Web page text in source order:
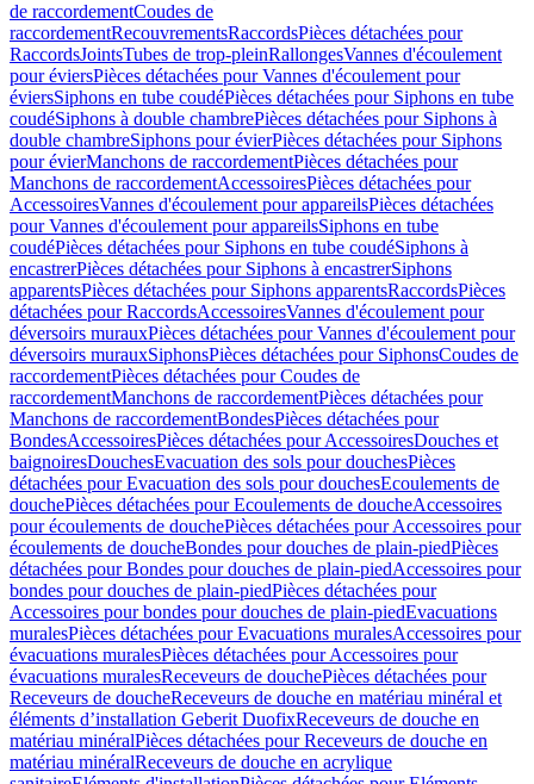
de raccordementCoudes de
raccordementRecouvrementsRaccordsPièces détachées pour
RaccordsJointsTubes de trop-pleinRallongesVannes d'écoulement
pour éviersPièces détachées pour Vannes d'écoulement pour
éviersSiphons en tube coudéPièces détachées pour Siphons en tube
coudéSiphons à double chambrePièces détachées pour Siphons à
double chambreSiphons pour évierPièces détachées pour Siphons
pour évierManchons de raccordementPièces détachées pour
Manchons de raccordementAccessoiresPièces détachées pour
AccessoiresVannes d'écoulement pour appareilsPièces détachées
pour Vannes d'écoulement pour appareilsSiphons en tube
coudéPièces détachées pour Siphons en tube coudéSiphons à
encastrerPièces détachées pour Siphons à encastrerSiphons
apparentsPièces détachées pour Siphons apparentsRaccordsPièces
détachées pour RaccordsAccessoiresVannes d'écoulement pour
déversoirs murauxPièces détachées pour Vannes d'écoulement pour
déversoirs murauxSiphonsPièces détachées pour SiphonsCoudes de
raccordementPièces détachées pour Coudes de
raccordementManchons de raccordementPièces détachées pour
Manchons de raccordementBondesPièces détachées pour
BondesAccessoiresPièces détachées pour AccessoiresDouches et
baignoiresDouchesEvacuation des sols pour douchesPièces
détachées pour Evacuation des sols pour douchesEcoulements de
douchePièces détachées pour Ecoulements de doucheAccessoires
pour écoulements de douchePièces détachées pour Accessoires pour
écoulements de doucheBondes pour douches de plain-piedPièces
détachées pour Bondes pour douches de plain-piedAccessoires pour
bondes pour douches de plain-piedPièces détachées pour
Accessoires pour bondes pour douches de plain-piedEvacuations
muralesPièces détachées pour Evacuations muralesAccessoires pour
évacuations muralesPièces détachées pour Accessoires pour
évacuations muralesReceveurs de douchePièces détachées pour
Receveurs de doucheReceveurs de douche en matériau minéral et
éléments d’installation Geberit DuofixReceveurs de douche en
matériau minéralPièces détachées pour Receveurs de douche en
matériau minéralReceveurs de douche en acrylique